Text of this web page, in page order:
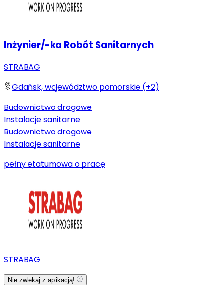
Inżynier/-ka Robót Sanitarnych
STRABAG
Gdańsk, województwo pomorskie (+2)
Budownictwo drogowe
Instalacje sanitarne
Budownictwo drogowe
Instalacje sanitarne
pełny etatumowa o pracę
STRABAG
Nie zwlekaj z aplikacją!